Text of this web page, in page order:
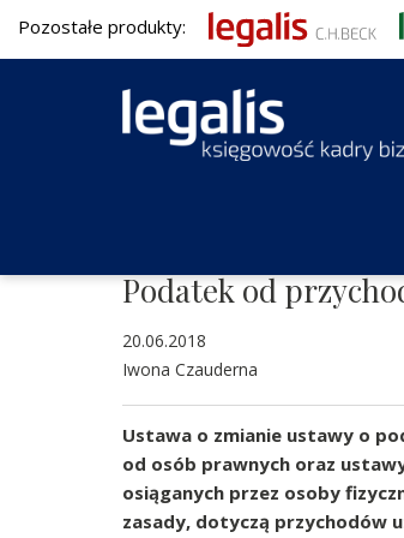
Pozostałe produkty:
Podatek od
20.06.2018
Iwona Czauderna
Ustawa o zmianie ustawy o
od osób prawnych oraz
osiąganych przez osoby
zasady, dotyczą przychodów